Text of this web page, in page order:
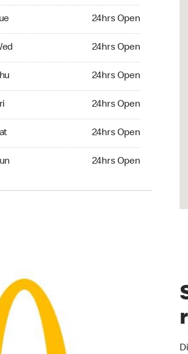
24hrs Open
24hrs Open
24hrs Open
24hrs Open
24hrs Open
24hrs Open